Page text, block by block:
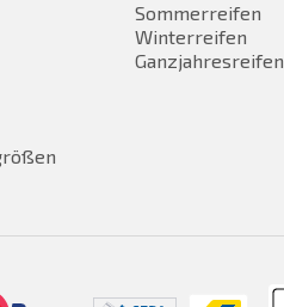
Sommerreifen
Winterreifen
Ganzjahresreifen